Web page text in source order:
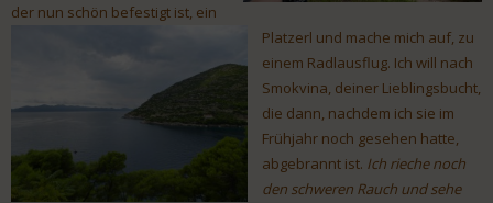
der nun schön befestigt ist, ein
Platzerl und mache mich auf, zu
einem Radlausflug. Ich will nach
Smokvina, deiner Lieblingsbucht,
die dann, nachdem ich sie im
Frühjahr noch gesehen hatte,
abgebrannt ist. Ich rieche noch
den schweren Rauch und sehe